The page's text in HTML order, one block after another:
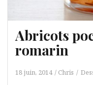
Abricots
romarin
18 juin, 2014 Chris